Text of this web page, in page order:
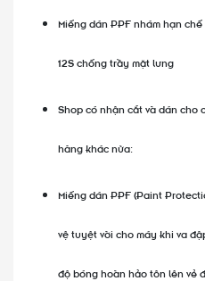
Miếng dán PPF nhám hạn
12S chống trầy mặt lưng
Shop có nhận cắt và dán cho
hãng khác nữa:
Miếng dán PPF (Paint
vệ tuyệt vời cho máy khi va
độ bóng hoàn hảo tôn lên vẻ